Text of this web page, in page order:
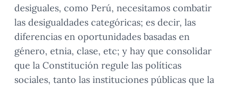
desiguales, como Perú, necesitamos combatir
las desigualdades categóricas; es decir, las
diferencias en oportunidades basadas en
género, etnia, clase, etc; y hay que consolidar
que la Constitución regule las políticas
sociales, tanto las instituciones públicas que la